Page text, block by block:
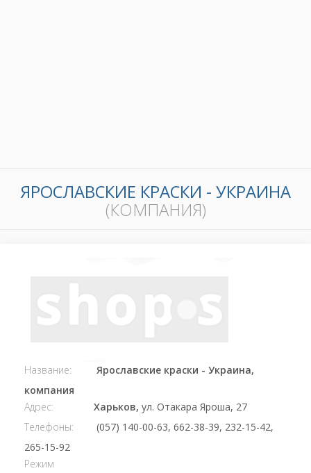
ЯРОСЛАВСКИЕ КРАСКИ - УКРАИНА
(КОМПАНИЯ)
Название:
Ярославские краски - Украина,
компания
Адрес:
Харьков, ул. Отакара Яроша, 27
Телефоны:
(057) 140-00-63, 662-38-39, 232-15-42,
265-15-92
Режим